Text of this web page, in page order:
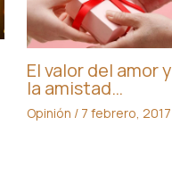
El valor del amor y
la amistad…
Opinión / 7 febrero, 2017